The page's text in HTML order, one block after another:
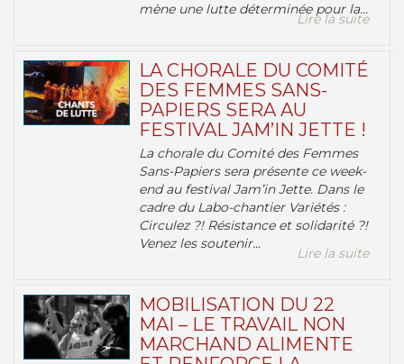
mène une lutte déterminée pour la...
Lire la suite
LA CHORALE DU COMITÉ
DES FEMMES SANS-
PAPIERS SERA AU
FESTIVAL JAM’IN JETTE !
La chorale du Comité des Femmes
Sans-Papiers sera présente ce week-
end au festival Jam’in Jette. Dans le
cadre du Labo-chantier Variétés :
Circulez ?! Résistance et solidarité ?!
Venez les soutenir...
Lire la suite
MOBILISATION DU 22
MAI – LE TRAVAIL NON
MARCHAND ALIMENTE